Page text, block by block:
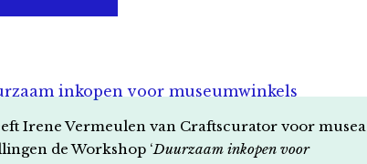
Irene Vermeulen van Craftscurator voor musea
de Workshop ‘Duurzaam inkopen voor